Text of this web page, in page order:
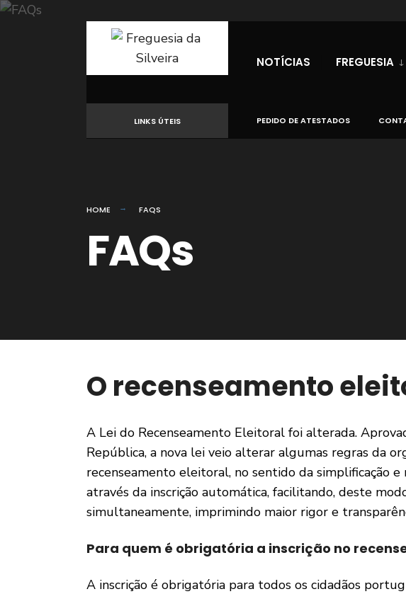
Skip
content
NOTÍCIAS FREGUESIA
LINKS ÚTEIS PEDIDO DE ATESTADOS
HOME FAQS
FAQs
O recenseamento
A Lei do Recenseamento Eleitoral foi alterada.
República, a nova lei veio alterar algumas regras da
recenseamento eleitoral, no sentido da simplificação
através da inscrição automática, facilitando, deste
simultaneamente, imprimindo maior rigor e
Para quem é obrigatória a inscrição no
A inscrição é obrigatória para todos os cidadãos